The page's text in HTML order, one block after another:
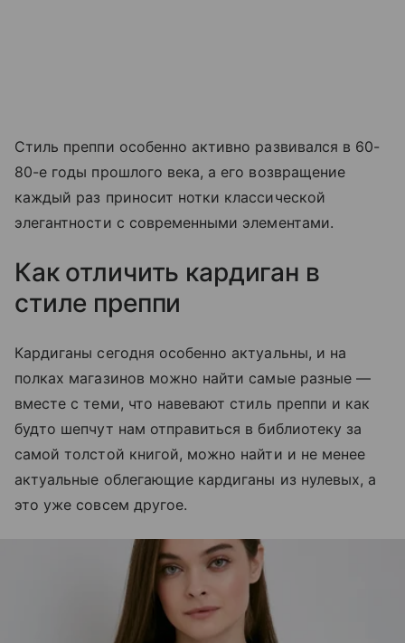
Стиль преппи особенно активно развивался в 60-
80-е годы прошлого века, а его возвращение
каждый раз приносит нотки классической
элегантности с современными элементами.
Как отличить кардиган в
стиле преппи
Кардиганы сегодня особенно актуальны, и на
полках магазинов можно найти самые разные —
вместе с теми, что навевают стиль преппи и как
будто шепчут нам отправиться в библиотеку за
самой толстой книгой, можно найти и не менее
актуальные облегающие кардиганы из нулевых, а
это уже совсем другое.